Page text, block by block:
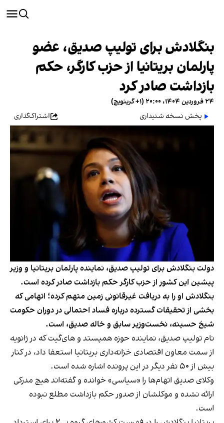
بنگلادش برای تولیپ صدیق، عضو
پارلمان بریتانیا از حزب کارگر، حکم
بازداشت صادر کرد
۲۴ فروردین ۱۴۰۴، ۲۰:۰۰ (‎+۱ گرینویچ)
پخش نسخه شنیداری
اشتراک‌گذاری
دولت بنگلادش برای تولیپ صدیق، نماینده پارلمان بریتانیا و وزیر
پیشین این کشور از حزب کارگر حکم بازداشت صادر کرده است.
بنگلادش او را به دریافت غیرقانونی زمین متهم کرده؛ اتهامی که
بخشی از تحقیقات گسترده درباره فساد احتمالی در دوران حکومت
شیخ حسینه، نخست‌وزیر سابق و خاله‌ صدیق، است.
نام تولیپ صدیق، نماینده حوزه همپستد و های‌گیت که در ژانویه
از سمت معاون اقتصادی خزانه‌داری بریتانیا استعفا داد، در کنار
بیش از ۵۰ نفر دیگر در این پرونده اشاره شده است.
وکلای صدیق اتهام‌ها را «سیاسی» خوانده و گفته‌اند هیچ مدرکی
ارائه نشده و موکلشان از صدور حکم بازداشت مطلع نبوده
است.